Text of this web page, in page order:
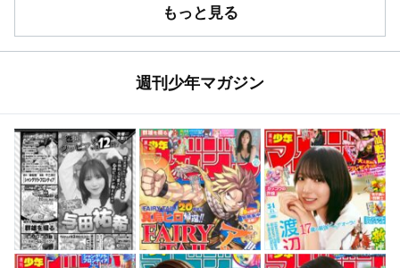
もっと見る
週刊少年マガジン